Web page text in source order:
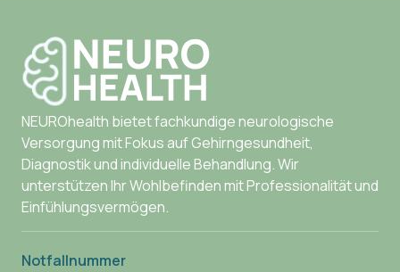
NEUROhealth bietet fachkundige neurologische
Versorgung mit Fokus auf Gehirngesundheit,
Diagnostik und individuelle Behandlung. Wir
unterstützen Ihr Wohlbefinden mit Professionalität und
Einfühlungsvermögen.
Notfallnummer